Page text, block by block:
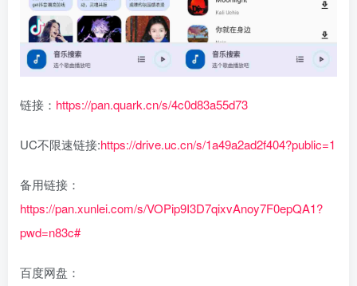
链接： https://pan.quark.cn/s/4c0d83a55d73
UC不限速链接:https://drive.uc.cn/s/1a49a2ad2f404?public=1
备用链接：
https://pan.xunlei.com/s/VOPip9I3D7qixvAnoy7F0epQA1?
pwd=n83c#
百度网盘：